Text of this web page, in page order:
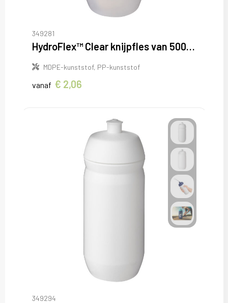
349281
HydroFlex™ Clear knijpfles van 500 ml
MDPE-kunststof, PP-kunststof
vanaf € 2,06
349294